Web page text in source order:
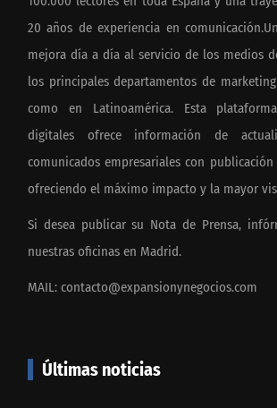
20 años de experiencia en
mejora día a día al servicio de los medios
los principales departamentos de
como en Latinoamérica. Esta
digitales ofrece información de
comunicados empresariales con
ofreciendo el máximo impacto y la mayor
Si desea publicar su Nota de Prensa,
nuestras oficinas en Madrid.
MAIL: contacto@expansionynegocios.com
Últimas noticias